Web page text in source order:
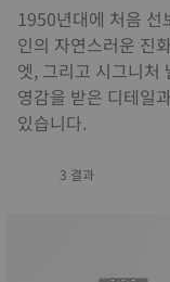
1950년대에 처음
인의 자연스러운 진
엣, 그리고 시그니처
영감을 받은 디테일
있습니다.
3 결과